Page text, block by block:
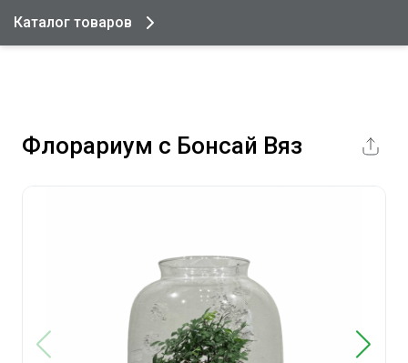
Каталог товаров
Флорариум с Бонсай Вяз